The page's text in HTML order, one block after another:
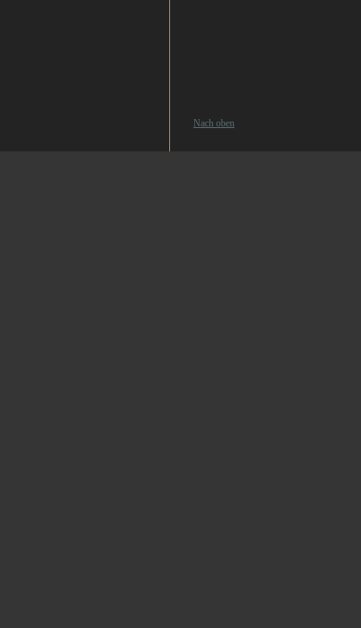
Nach oben